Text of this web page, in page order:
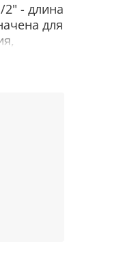
- длина
для